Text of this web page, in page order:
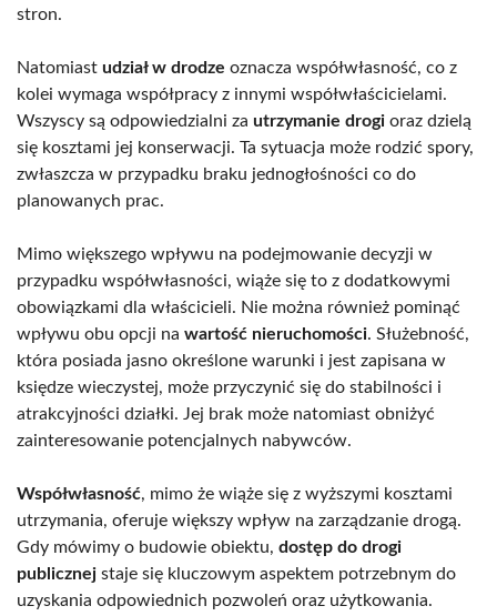
stron.
Natomiast udział w drodze oznacza współwłasność, co z
kolei wymaga współpracy z innymi współwłaścicielami.
Wszyscy są odpowiedzialni za utrzymanie drogi oraz dzielą
się kosztami jej konserwacji. Ta sytuacja może rodzić spory,
zwłaszcza w przypadku braku jednogłośności co do
planowanych prac.
Mimo większego wpływu na podejmowanie decyzji w
przypadku współwłasności, wiąże się to z dodatkowymi
obowiązkami dla właścicieli. Nie można również pominąć
wpływu obu opcji na wartość nieruchomości. Służebność,
która posiada jasno określone warunki i jest zapisana w
księdze wieczystej, może przyczynić się do stabilności i
atrakcyjności działki. Jej brak może natomiast obniżyć
zainteresowanie potencjalnych nabywców.
Współwłasność, mimo że wiąże się z wyższymi kosztami
utrzymania, oferuje większy wpływ na zarządzanie drogą.
Gdy mówimy o budowie obiektu, dostęp do drogi
publicznej staje się kluczowym aspektem potrzebnym do
uzyskania odpowiednich pozwoleń oraz użytkowania.